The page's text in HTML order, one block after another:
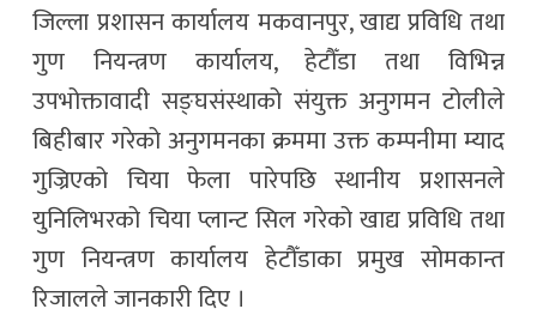
जिल्ला प्रशासन कार्यालय मकवानपुर, खाद्य प्रविधि तथा
गुण नियन्त्रण कार्यालय, हेटौँडा तथा विभिन्न
उपभोक्तावादी सङ्घसंस्थाको संयुक्त अनुगमन टोलीले
बिहीबार गरेको अनुगमनका क्रममा उक्त कम्पनीमा म्याद
गुज्रिएको चिया फेला पारेपछि स्थानीय प्रशासनले
युनिलिभरको चिया प्लान्ट सिल गरेको खाद्य प्रविधि तथा
गुण नियन्त्रण कार्यालय हेटौँडाका प्रमुख सोमकान्त
रिजालले जानकारी दिए ।